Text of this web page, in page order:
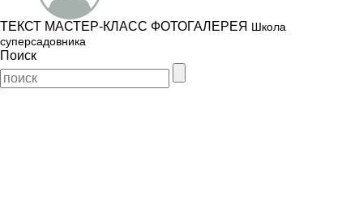
ТЕКСТ МАСТЕР-КЛАСС ФОТОГАЛЕРЕЯ Школа
суперсадовника
Поиск